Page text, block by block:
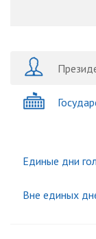
Единые дни
Вне единых